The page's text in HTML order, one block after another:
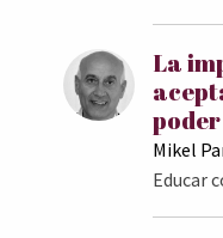
La
Mikel
Educar